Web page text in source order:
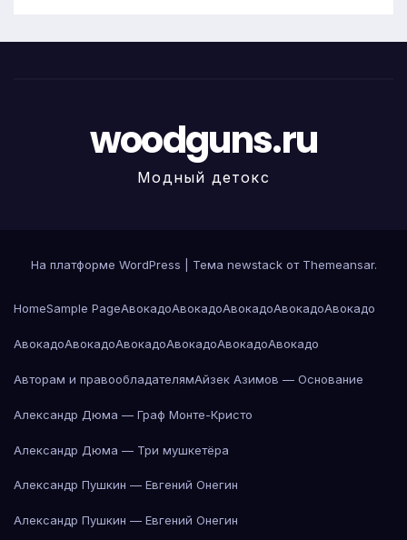
woodguns.ru
Модный детокс
На платформе WordPress Тема newstack от Themeansar.
HomeSample PageАвокадоАвокадоАвокадоАвокадоАвокадо
АвокадоАвокадоАвокадоАвокадоАвокадоАвокадо
Авторам и правообладателямАйзек Азимов — Основание
Александр Дюма — Граф Монте-Кристо
Александр Дюма — Три мушкетёра
Александр Пушкин — Евгений Онегин
Александр Пушкин — Евгений Онегин